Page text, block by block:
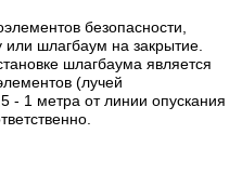
безопасности,
или шлагбаум на закрытие.
шлагбаума является
(лучей
- 1 метра от линии опускания